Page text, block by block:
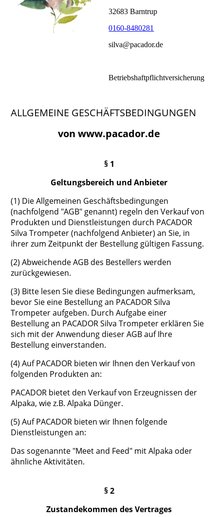
32683 Barntrup
0160-8480281
silva@pacador.de
Betriebshaftpflichtversicherung
ALLGEMEINE GESCHÄFTSBEDINGUNGEN
von www.pacador.de
§ 1
Geltungsbereich und Anbieter
(1) Die Allgemeinen Geschäftsbedingungen
(nachfolgend "AGB" genannt) regeln den Verkauf von
Produkten und Dienstleistungen durch PACADOR
Silva Trompeter (nachfolgend Anbieter) an Sie, in
ihrer zum Zeitpunkt der Bestellung gültigen Fassung.
(2) Abweichende AGB des Bestellers werden
zurückgewiesen.
(3) Bitte lesen Sie diese Bedingungen aufmerksam,
bevor Sie eine Bestellung an PACADOR Silva
Trompeter aufgeben. Durch Aufgabe einer
Bestellung an PACADOR Silva Trompeter erklären Sie
sich mit der Anwendung dieser AGB auf Ihre
Bestellung einverstanden.
(4) Auf PACADOR bieten wir Ihnen den Verkauf von
folgenden Produkten an:
PACADOR bietet den Verkauf von Erzeugnissen der
Alpaka, wie z.B. Alpaka Dünger.
(5) Auf PACADOR bieten wir Ihnen folgende
Dienstleistungen an:
Das sogenannte "Meet and Feed" mit Alpaka oder
ähnliche Aktivitäten.
§ 2
Zustandekommen des Vertrages